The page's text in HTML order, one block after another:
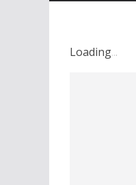
Loading...